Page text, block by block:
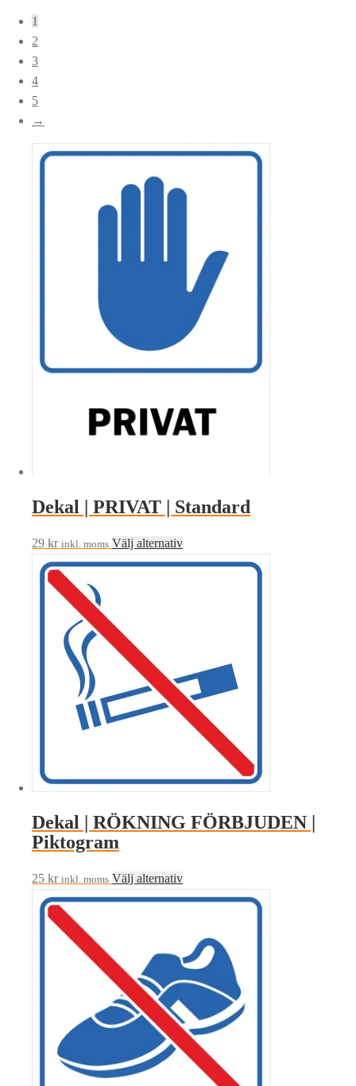
1
2
3
4
5
→
Dekal | PRIVAT | Standard
29 kr inkl. moms Välj alternativDen
här
olika
alternativen
kan
väljas
produktsidan
Dekal | RÖKNING FÖRBJUDEN |
Piktogram
25 kr inkl. moms Välj alternativDen
här
flera
varianter.
olika
alternativen
kan
väljas